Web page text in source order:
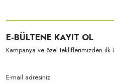
E-BÜLTENE KAYIT OL
Kampanya ve özel tekliflerimizden ilk